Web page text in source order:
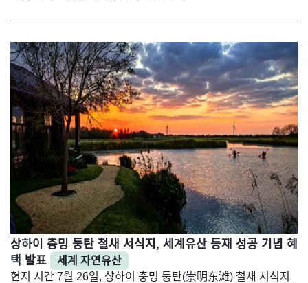
상하이 충밍 둥탄 철새 서식지, 세계유산 등재 성공 기념 혜
택 발표
세계 자연유산
현지 시간 7월 26일, 상하이 충밍 둥탄(崇明东滩) 철새 서식지